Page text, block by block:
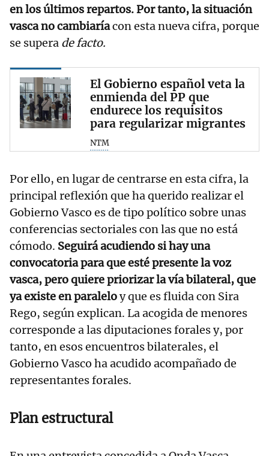
en los últimos repartos. Por tanto, la situación
vasca no cambiaríacon esta nueva cifra, porque
se supera de facto.
El Gobierno español veta la
enmienda del PP que
endurece los requisitos
para regularizar migrantes
NTM
Por ello, en lugar de centrarse en esta cifra, la
principal reflexión que ha querido realizar el
Gobierno Vasco es de tipo político sobre unas
conferencias sectoriales con las que no está
cómodo. Seguirá acudiendo si hay una
convocatoria para que esté presente la voz
vasca, pero quiere priorizar la vía bilateral, que
ya existe en paraleloy que es fluida con Sira
Rego, según explican. La acogida de menores
corresponde a las diputaciones forales y, por
tanto, en esos encuentros bilaterales, el
Gobierno Vasco ha acudido acompañado de
representantes forales.
Plan estructural